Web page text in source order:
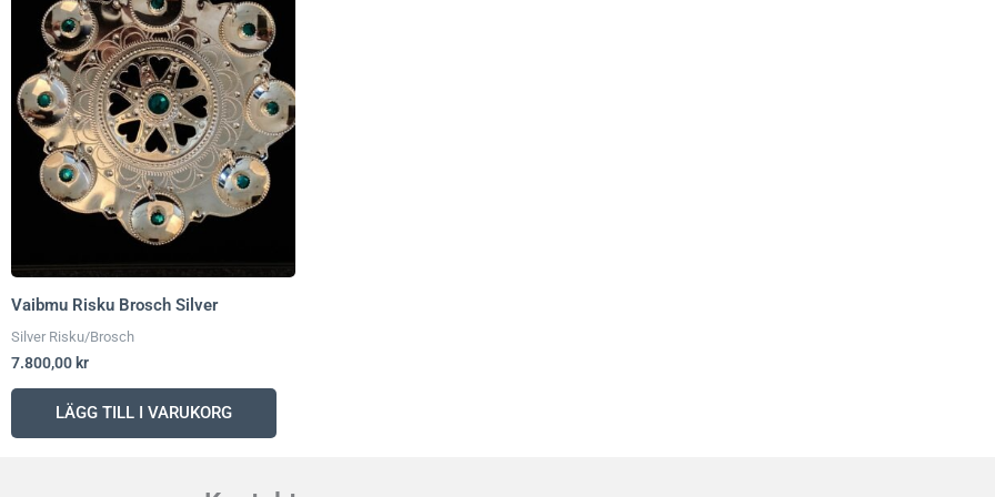
Vaibmu Risku Brosch Silver
Silver Risku/Brosch
7.800,00 kr
LÄGG TILL I VARUKORG